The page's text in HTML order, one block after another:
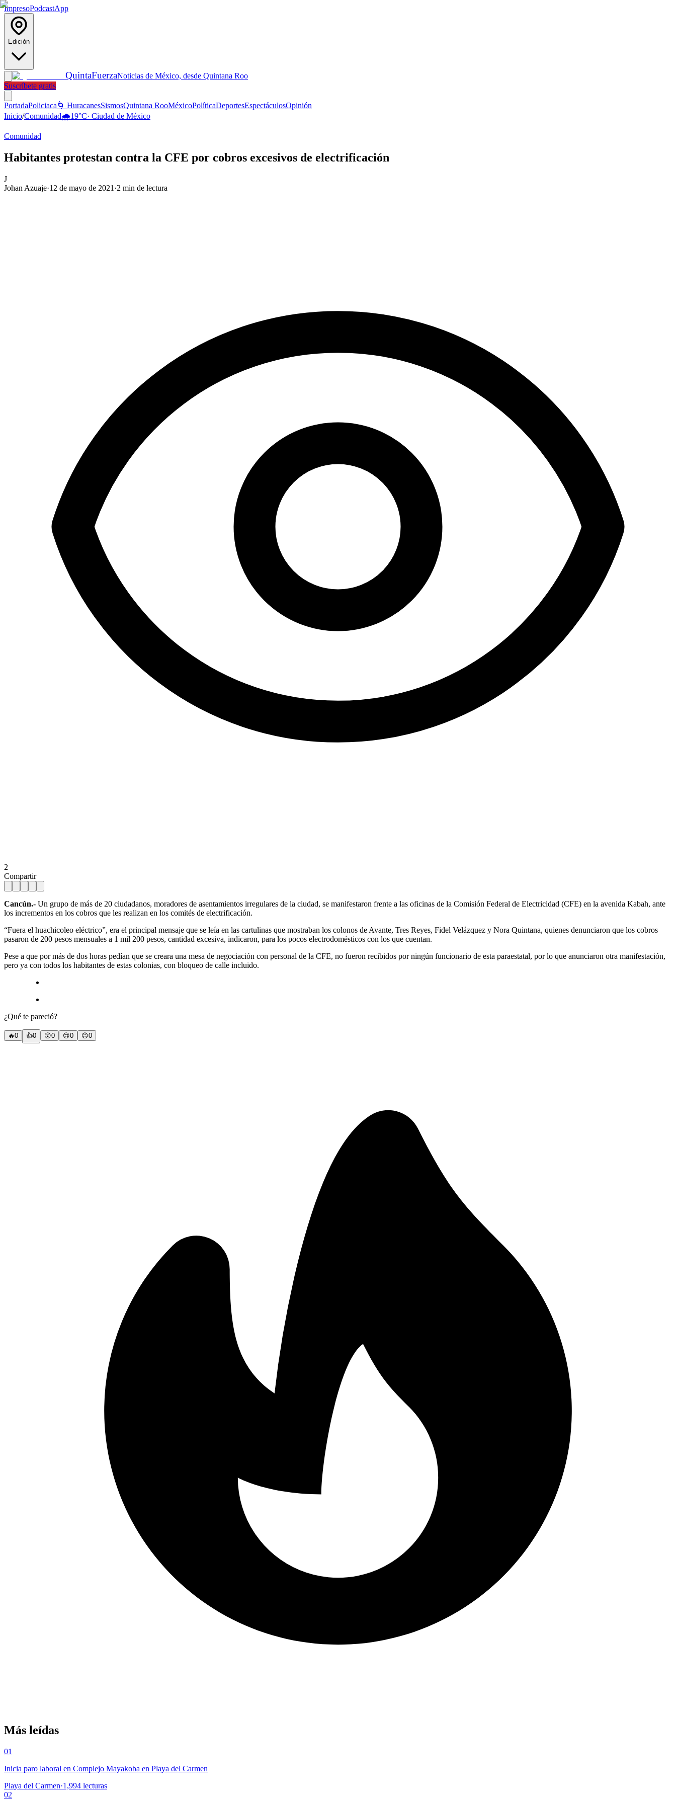
ImpresoPodcastApp
Edición
QuintaFuerzaNoticias de México, desde Quintana Roo
Suscríbete gratis
PortadaPoliciaca 🌀 HuracanesSismosQuintana RooMéxicoPolíticaDeportesEspectáculosOpinión
Inicio/Comunidad🌧️19°C· Ciudad de México
Comunidad
Habitantes protestan contra la CFE por cobros excesivos de electrificación
J
Johan Azuaje·12 de mayo de 2021 ·2 min de lectura
2
Compartir
Cancún.- Un grupo de más de 20 ciudadanos, moradores de asentamientos irregulares de la ciudad, se manifestaron frente a las oficinas de la Comisión Federal de Electricidad (CFE) en la avenida Kabah, ante
los incrementos en los cobros que les realizan en los comités de electrificación.
“Fuera el huachicoleo eléctrico”, era el principal mensaje que se leía en las cartulinas que mostraban los colonos de Avante, Tres Reyes, Fidel Velázquez y Nora Quintana, quienes denunciaron que los cobros
pasaron de 200 pesos mensuales a 1 mil 200 pesos, cantidad excesiva, indicaron, para los pocos electrodomésticos con los que cuentan.
Pese a que por más de dos horas pedían que se creara una mesa de negociación con personal de la CFE, no fueron recibidos por ningún funcionario de esta paraestatal, por lo que anunciaron otra manifestación,
pero ya con todos los habitantes de estas colonias, con bloqueo de calle incluido.
¿Qué te pareció?
🔥0 👍0 😲0 😢0 😠0
Más leídas
01
Inicia paro laboral en Complejo Mayakoba en Playa del Carmen
Playa del Carmen·1,994 lecturas
02